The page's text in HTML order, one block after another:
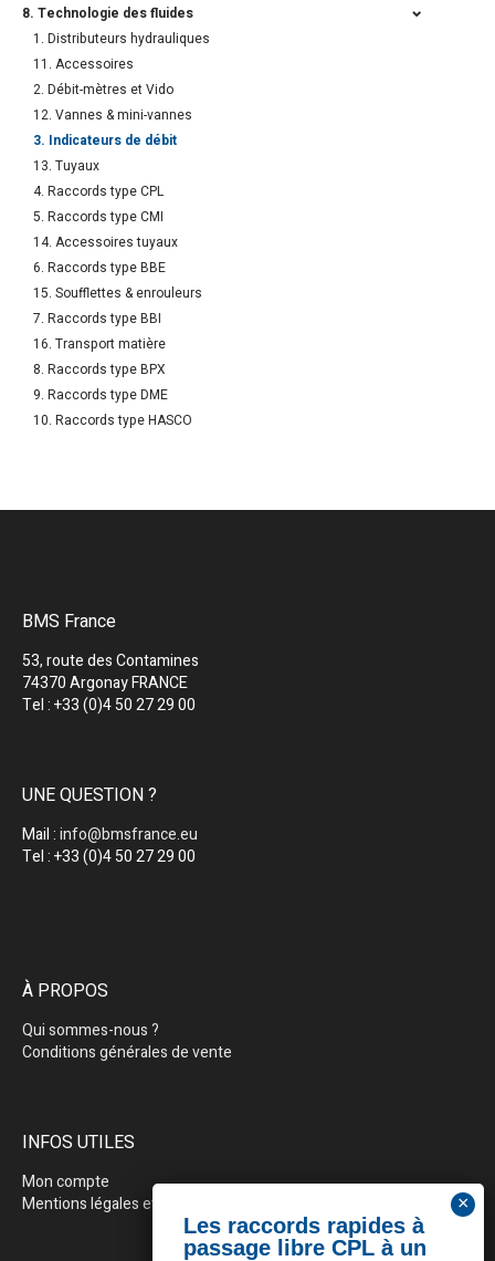
8. Technologie des fluides
1. Distributeurs hydrauliques
11. Accessoires
2. Débit-mètres et Vido
12. Vannes & mini-vannes
3. Indicateurs de débit
13. Tuyaux
4. Raccords type CPL
5. Raccords type CMI
14. Accessoires tuyaux
6. Raccords type BBE
15. Soufflettes & enrouleurs
7. Raccords type BBI
16. Transport matière
8. Raccords type BPX
9. Raccords type DME
10. Raccords type HASCO
BMS France
53, route des Contamines
74370 Argonay FRANCE
Tel : +33 (0)4 50 27 29 00
UNE QUESTION ?
Mail :info@bmsfrance.eu
Tel : +33 (0)4 50 27 29 00
À PROPOS
Qui sommes-nous ?
Conditions générales de vente
INFOS UTILES
Mon compte
Mentions légales et politique de confidentialité